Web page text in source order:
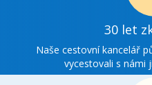
30 let
Naše cestovní kancelář
vycestovali s námi